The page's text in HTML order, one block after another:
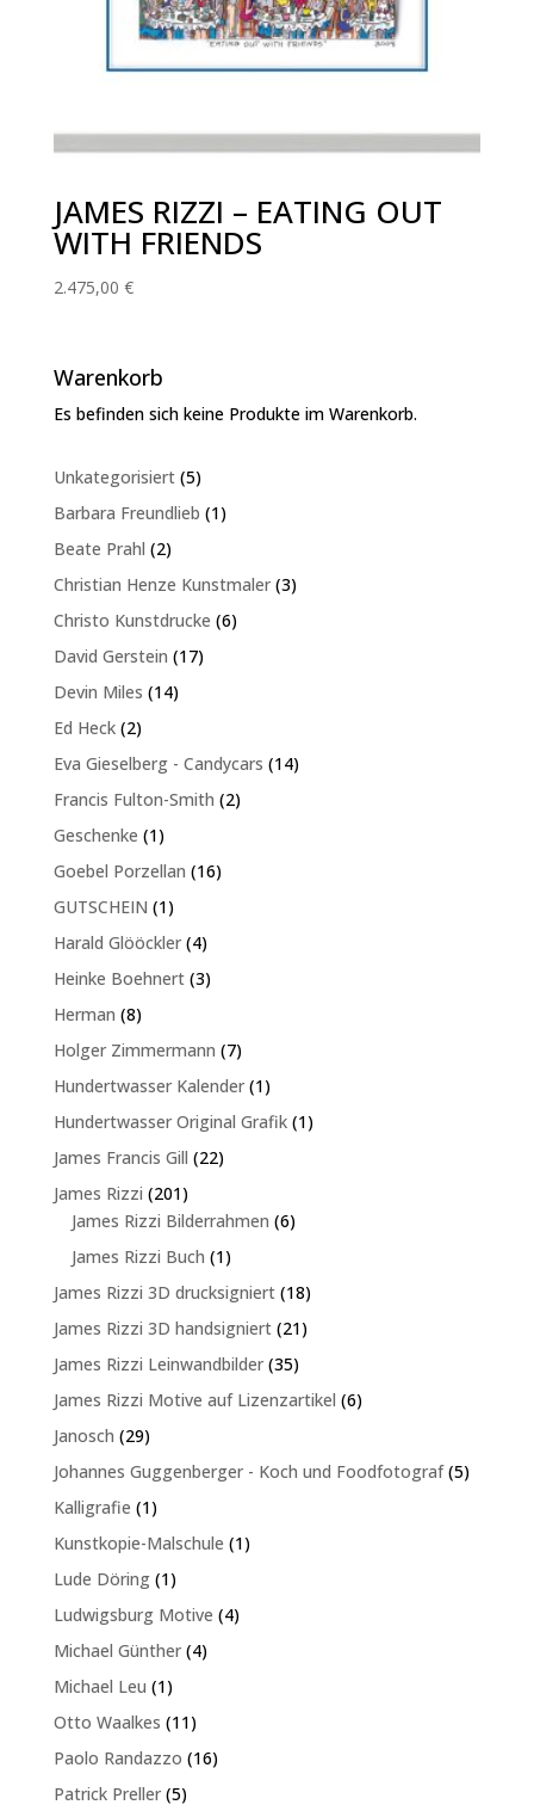
JAMES RIZZI – EATING OUT
WITH FRIENDS
2.475,00 €
Warenkorb
Es befinden sich keine Produkte im Warenkorb.
Unkategorisiert 55
Produkte
Barbara Freundlieb 11
Beate Prahl 22
Produkte
Christian Henze Kunstmaler 33
Christo Kunstdrucke 66
David Gerstein 1717
Devin Miles 1414
Ed Heck 22
Produkte
Eva Gieselberg - Candycars 1414
Francis Fulton-Smith 22
Geschenke 11
Produkt
Goebel Porzellan 1616
GUTSCHEIN 11
Produkt
Harald Glööckler 44
Produkte
Heinke Boehnert 33
Herman 88
Holger Zimmermann 77
Produkte
Hundertwasser Kalender 11
Produkt
Hundertwasser Original Grafik 11
James Francis Gill 2222
James Rizzi 201201
Produkte
James Rizzi Bilderrahmen 66
James Rizzi Buch 11
Produkt
James Rizzi 3D drucksigniert 1818
Produkte
James Rizzi 3D handsigniert 2121
James Rizzi Leinwandbilder 3535
Produkte
James Rizzi Motive auf Lizenzartikel 66
Janosch 2929
Produkte
Johannes Guggenberger - Koch und Foodfotograf 55
Kalligrafie 11
Produkt
Kunstkopie-Malschule 11
Lude Döring 11
Produkt
Ludwigsburg Motive 44
Michael Günther 44
Michael Leu 11
Produkt
Otto Waalkes 1111
Produkte
Paolo Randazzo 1616
Patrick Preller 55